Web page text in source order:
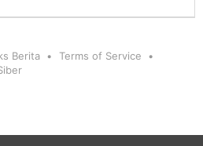
Berita
Terms of Service